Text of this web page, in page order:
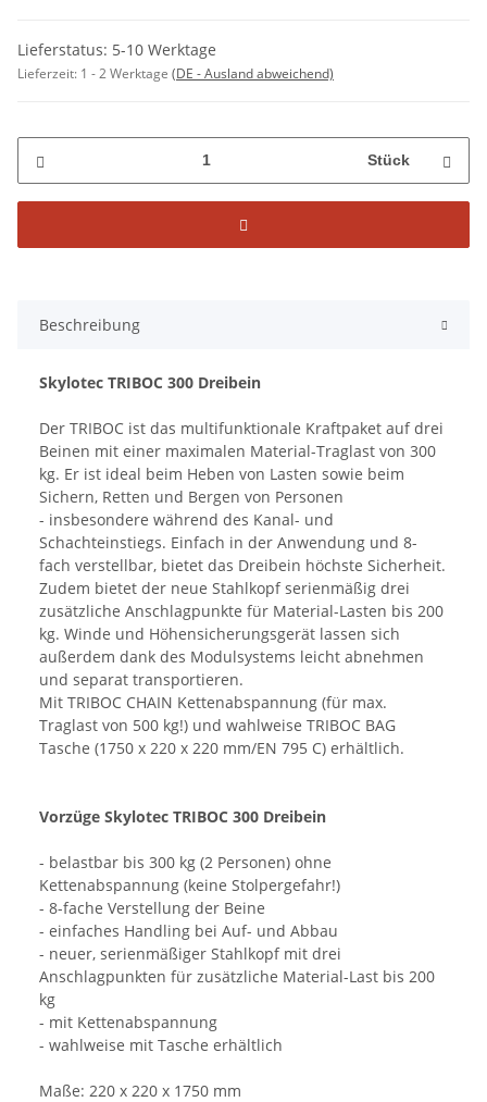
Lieferstatus: 5-10 Werktage
Lieferzeit: 1 - 2 Werktage (DE - Ausland abweichend)
Stück
Beschreibung
Skylotec TRIBOC 300 Dreibein
Der TRIBOC ist das multifunktionale Kraftpaket auf drei
Beinen mit einer maximalen Material-Traglast von 300
kg. Er ist ideal beim Heben von Lasten sowie beim
Sichern, Retten und Bergen von Personen
- insbesondere während des Kanal- und
Schachteinstiegs. Einfach in der Anwendung und 8-
fach verstellbar, bietet das Dreibein höchste Sicherheit.
Zudem bietet der neue Stahlkopf serienmäßig drei
zusätzliche Anschlagpunkte für Material-Lasten bis 200
kg. Winde und Höhensicherungsgerät lassen sich
außerdem dank des Modulsystems leicht abnehmen
und separat transportieren.
Mit TRIBOC CHAIN Kettenabspannung (für max.
Traglast von 500 kg!) und wahlweise TRIBOC BAG
Tasche (1750 x 220 x 220 mm/EN 795 C) erhältlich.
Vorzüge Skylotec TRIBOC 300 Dreibein
- belastbar bis 300 kg (2 Personen) ohne
Kettenabspannung (keine Stolpergefahr!)
- 8-fache Verstellung der Beine
- einfaches Handling bei Auf- und Abbau
- neuer, serienmäßiger Stahlkopf mit drei
Anschlagpunkten für zusätzliche Material-Last bis 200
kg
- mit Kettenabspannung
- wahlweise mit Tasche erhältlich
Maße: 220 x 220 x 1750 mm